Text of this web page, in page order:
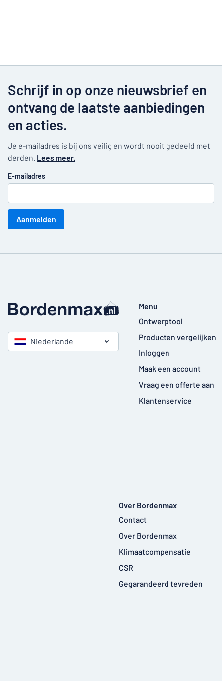
Schrijf in op onze nieuwsbrief en
ontvang de laatste aanbiedingen
en acties.
Je e-mailadres is bij ons veilig en wordt nooit gedeeld met
derden. Lees meer.
E-mailadres
Aanmelden
Niederlande
Menu
Ontwerptool
Producten vergelijken
Inloggen
Maak een account
Vraag een offerte aan
Klantenservice
Over Bordenmax
Contact
Over Bordenmax
Klimaatcompensatie
CSR
Gegarandeerd tevreden